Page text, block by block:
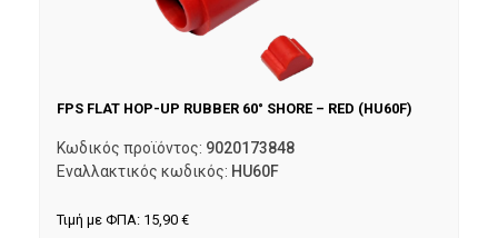
FPS FLAT HOP-UP RUBBER 60° SHORE – RED (HU60F)
Κωδικός προϊόντος: 9020173848
Εναλλακτικός κωδικός: HU60F
Τιμή με ΦΠΑ: 15,90 €